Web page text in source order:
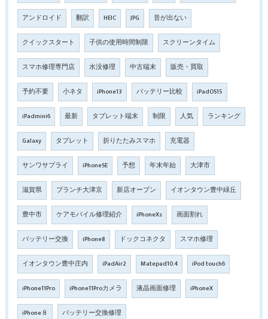
アンドロイド 翻訳 HEIC JPG 音が出ない
クイックスタート 子供の使用時間制限 スクリーンタイム
スマホ修理専門店 水没修理 中古端末 販売・買取
予約不要 小ネタ iPhone13 バッテリー比較 iPadOS15
iPadmini6 最新 タブレット端末 制限 人気 ランキング
Galaxy タブレット 折りたたみスマホ 充電器
サンワサプライ iPhoneSE 予想 年末年始 大津市
滋賀県 ブランチ大津京 新店オープン イオンタウン豊中緑丘
豊中市 ケアモバイル修理紹介 iPhoneXs 画面割れ
バッテリー交換 iPhone8 ドックコネクタ スマホ修理
イオンタウン豊中庄内 iPadAir2 Matepad10.4 iPod touch6
iPhone11Pro iPhone11Proカメラ 液晶画面修理 iPhoneX
iPhone８ バッテリー交換修理